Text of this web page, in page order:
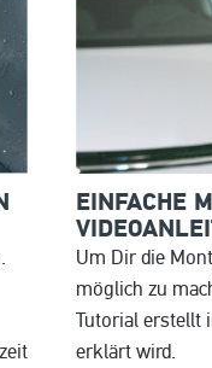
EINFACHE
Um Dir die
möglich zu
Tutorial erstellt
erklärt wird.